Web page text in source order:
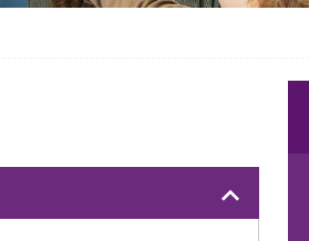
keyboard_arrow_up